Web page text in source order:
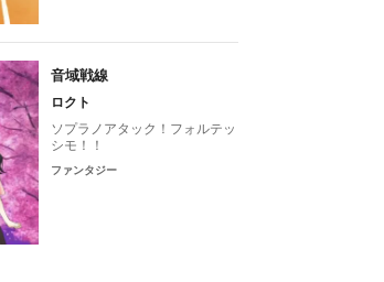
音域戦線
ロクト
ソプラノアタック！フォルテッ
シモ！！
ファンタジー